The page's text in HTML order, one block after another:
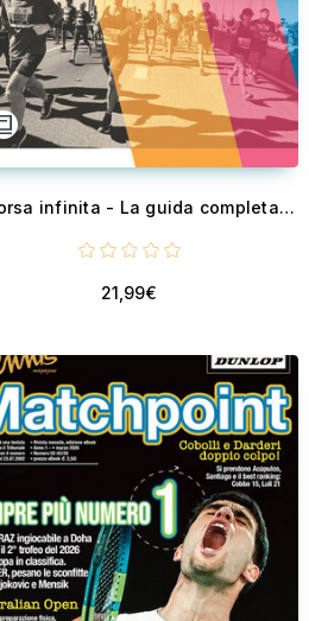
La corsa infinita - La guida completa alla New York City Marathon: la storia, la gara, le info, i consigli e le curiosità sulla maratona più famosa del mondo.
21,99€